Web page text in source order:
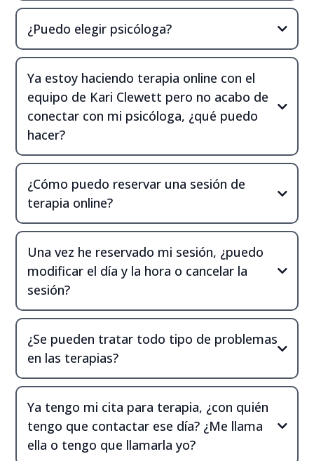
¿Puedo elegir psicóloga?
Ya estoy haciendo terapia online con el
equipo de Kari Clewett pero no acabo de
conectar con mi psicóloga, ¿qué puedo
hacer?
info@kariclewett.com
¿Cómo puedo reservar una sesión de
terapia online?
info@kariclewett.com
Una vez he reservado mi sesión, ¿puedo
modificar el día y la hora o cancelar la
sesión?
¿Se pueden tratar todo tipo de problemas
en las terapias?
Ya tengo mi cita para terapia, ¿con quién
tengo que contactar ese día? ¿Me llama
ella o tengo que llamarla yo?